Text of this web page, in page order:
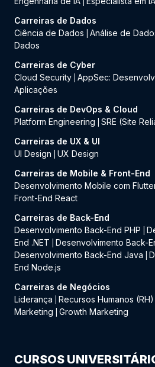
Carreiras de Dados
Ciência de Dados
Análise de
Dados
Carreiras de Cyber
Cloud Security AppSec:
Aplicações
Carreiras de DevOps & Cloud
Platform Engineering
SRE (Site
Carreiras de UX & UI
UI Design
UX Design
Carreiras de Mobile & Front-End
Desenvolvimento Mobile com
Front-End React
Carreiras de Back-End
Desenvolvimento Back-End PHP
End .NET
Desenvolvimento Back-
Desenvolvimento Back-End Java
End Node.js
Carreiras de Negócios
Liderança
Recursos Humanos (RH)
Marketing
Growth Marketing
CURSOS